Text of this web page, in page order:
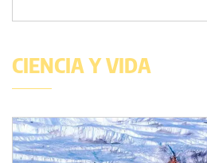
CIENCIA Y VIDA